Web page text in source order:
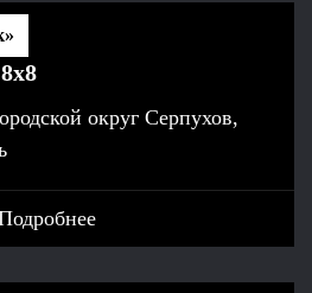
округ Серпухов,